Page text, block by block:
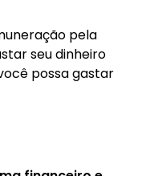
pela
seu dinheiro
possa gastar